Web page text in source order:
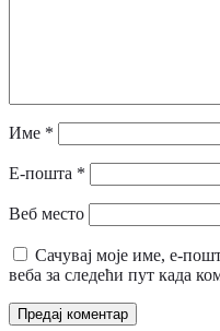
Име *
Е-пошта *
Веб место
Сачувај моје име, е-
веба за следећи пут када